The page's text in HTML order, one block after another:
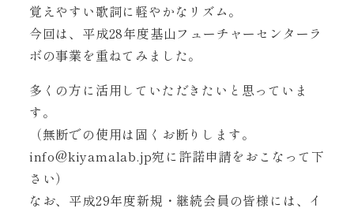
覚えやすい歌詞に軽やかなリズム。
今回は、平成28年度基山フューチャーセンターラ
ボの事業を重ねてみました。
多くの方に活用していただきたいと思っていま
す。
（無断での使用は固くお断りします。
info@kiyamalab.jp宛に許諾申請をおこなって下
さい）
なお、平成29年度新規・継続会員の皆様には、イ